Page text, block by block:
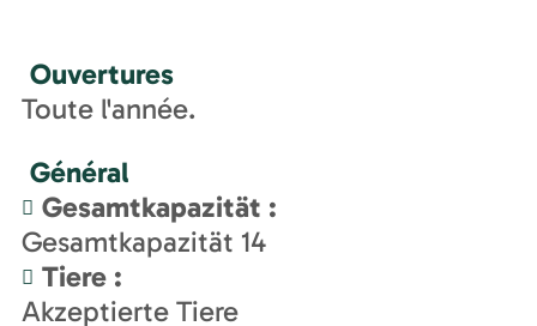
Ouvertures
Toute l'année.
Général
Gesamtkapazität :
Gesamtkapazität 14
Tiere :
Akzeptierte Tiere